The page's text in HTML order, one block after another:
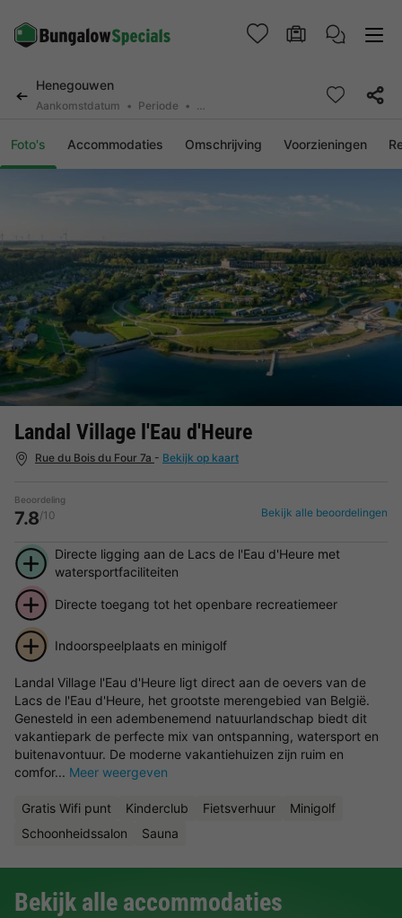
Henegouwen
Aankomstdatum Periode 2 personen, 0 huisdier
Foto's Accommodaties Omschrijving Voorzieningen
Landal Village l'Eau d'Heure
Rue du Bois du Four 7a - Bekijk op kaart
Beoordeling
7.8/10 Bekijk alle beoordelingen
Directe ligging aan de Lacs de l'Eau d'Heure met
watersportfaciliteiten
Directe toegang tot het openbare recreatiemeer
Indoorspeelplaats en minigolf
Landal Village l'Eau d'Heure ligt direct aan de oevers van de
Lacs de l'Eau d'Heure, het grootste merengebied van België.
Genesteld in een adembenemend natuurlandschap biedt dit
vakantiepark de perfecte mix van ontspanning, watersport en
buitenavontuur. De moderne vakantiehuizen zijn ruim en
comfor... Meer weergeven
Gratis Wifi punt Kinderclub Fietsverhuur
Minigolf
Schoonheidssalon
Sauna
Bekijk alle accommodaties